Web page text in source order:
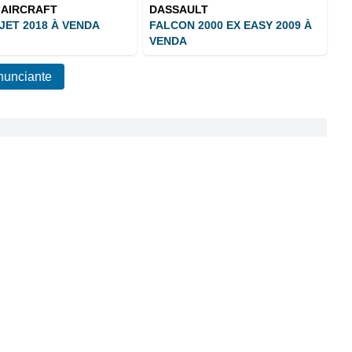
2018 À VENDA
DASSAULT
FALCON 2000 EX EASY 2009 À
VENDA